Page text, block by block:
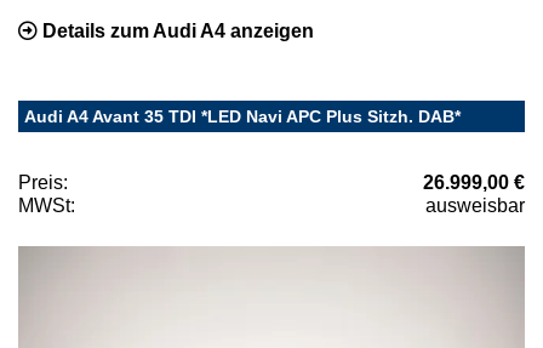
Details zum Audi A4 anzeigen
Audi A4 Avant 35 TDI *LED Navi APC Plus Sitzh. DAB*
Preis:
26.999,00 €
MWSt:
ausweisbar